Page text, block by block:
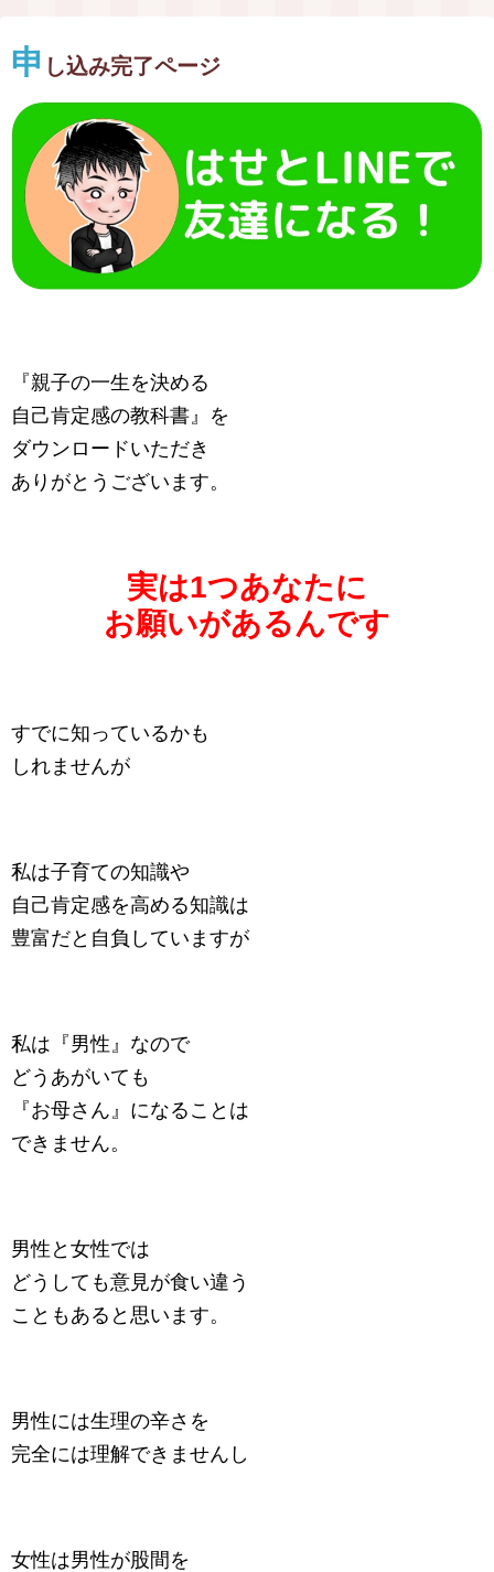
申 し込み完了ページ
『親子の一生を決める
自己肯定感の教科書』を
ダウンロードいただき
ありがとうございます。
実は1つあなたに
お願いがあるんです
すでに知っているかも
しれませんが
私は子育ての知識や
自己肯定感を高める知識は
豊富だと自負していますが
私は『男性』なので
どうあがいても
『お母さん』になることは
できません。
男性と女性では
どうしても意見が食い違う
こともあると思います。
男性には生理の辛さを
完全には理解できませんし
女性は男性が股間を